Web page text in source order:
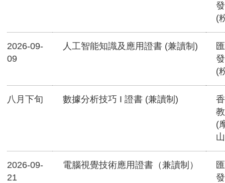
(
2026-09-
09
人工智能知識及應用證書 (兼讀制)
(
八月下旬 數據分析技巧 I 證書 (兼讀制)
(
2026-09-
21
電腦視覺技術應用證書（兼讀制）